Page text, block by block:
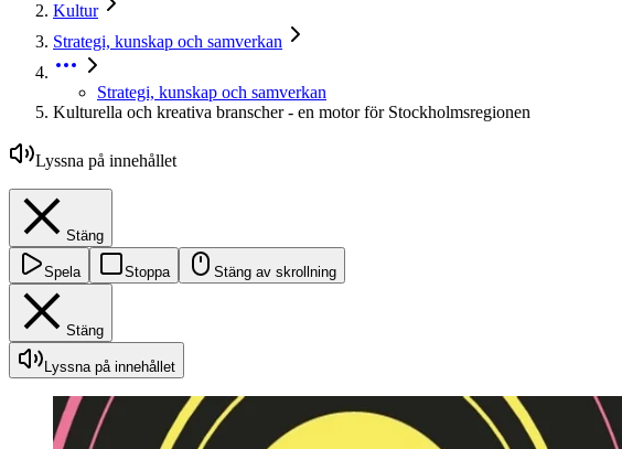
Kultur
Strategi, kunskap och samverkan
Strategi, kunskap och samverkan
Kulturella och kreativa branscher - en motor för Stockholmsregionen
Lyssna på innehållet
Stäng
Spela Stoppa Stäng av skrollning
Stäng
Lyssna på innehållet